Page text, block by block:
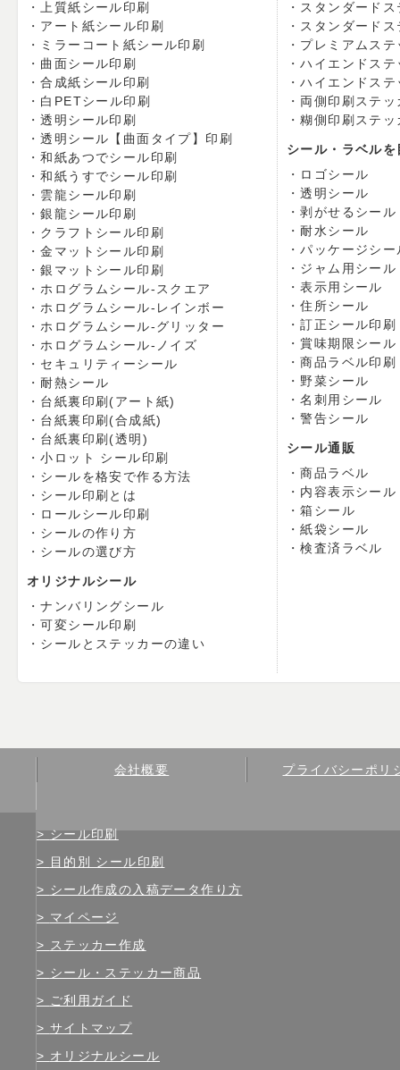
上質紙シール印刷
アート紙シール印刷
ミラーコート紙シール印刷
曲面シール印刷
合成紙シール印刷
白PETシール印刷
透明シール印刷
透明シール【曲面タイプ】印刷
和紙あつでシール印刷
和紙うすでシール印刷
雲龍シール印刷
銀龍シール印刷
クラフトシール印刷
金マットシール印刷
銀マットシール印刷
ホログラムシール-スクエア
ホログラムシール-レインボー
ホログラムシール-グリッター
ホログラムシール-ノイズ
セキュリティーシール
耐熱シール
台紙裏印刷(アート紙)
台紙裏印刷(合成紙)
台紙裏印刷(透明)
小ロット シール印刷
シールを格安で作る方法
シール印刷とは
ロールシール印刷
シールの作り方
シールの選び方
オリジナルシール
ナンバリングシール
可変シール印刷
シールとステッカーの違い
スタンダード
スタンダード
プレミアムステ
ハイエンドステ
ハイエンドス
両側印刷ステッ
糊側印刷ステッ
シール・ラベル
ロゴシール
透明シール
剥がせるシール
耐水シール
パッケージシー
ジャム用シール
表示用シール
住所シール
訂正シール印刷
賞味期限シール
商品ラベル印刷
野菜シール
名刺用シール
警告シール
シール通販
商品ラベル
内容表示シール
箱シール
紙袋シール
検査済ラベル
会社概要 プライバシーポリ
シール印刷
目的別 シール印刷
シール作成の入稿データ作り方
マイページ
ステッカー作成
シール・ステッカー商品
ご利用ガイド
サイトマップ
オリジナルシール